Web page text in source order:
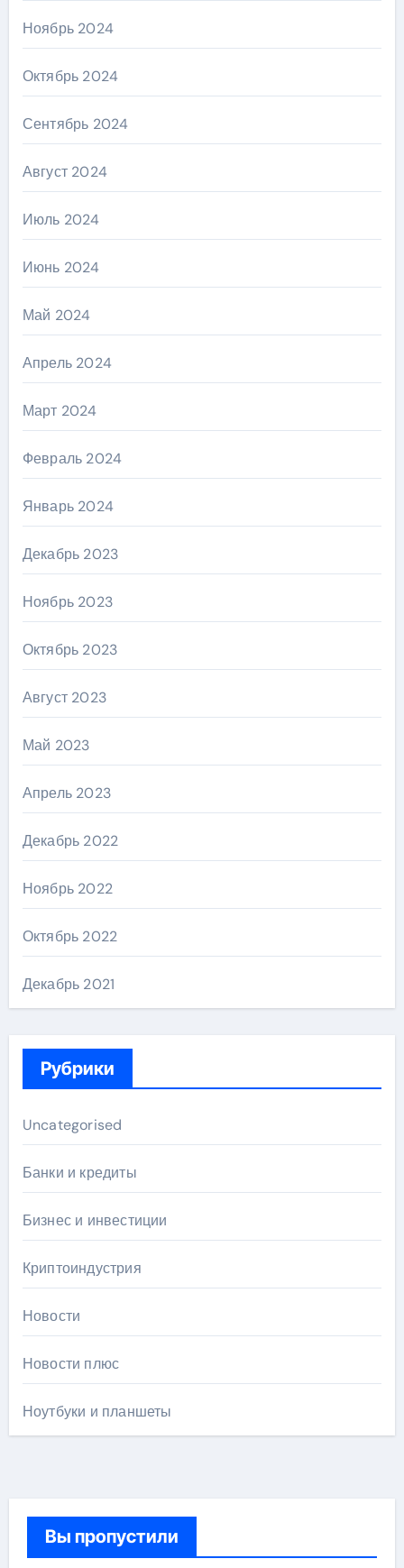
Ноябрь 2024
Октябрь 2024
Сентябрь 2024
Август 2024
Июль 2024
Июнь 2024
Май 2024
Апрель 2024
Март 2024
Февраль 2024
Январь 2024
Декабрь 2023
Ноябрь 2023
Октябрь 2023
Август 2023
Май 2023
Апрель 2023
Декабрь 2022
Ноябрь 2022
Октябрь 2022
Декабрь 2021
Рубрики
Uncategorised
Банки и кредиты
Бизнес и инвестиции
Криптоиндустрия
Новости
Новости плюс
Ноутбуки и планшеты
Вы пропустили